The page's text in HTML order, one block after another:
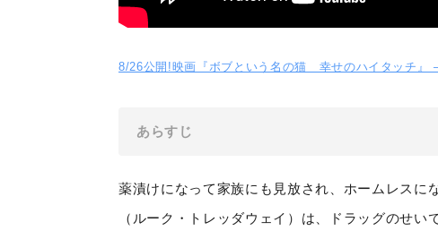
8/26公開!映画『ボブという名の猫 幸せのハイタッチ』
あらすじ
薬漬けになって家族にも見放され、ホームレスに
（ルーク・トレッダウェイ）は、ドラッグのせい